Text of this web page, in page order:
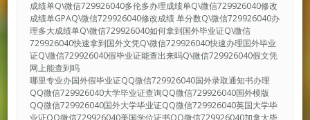
成绩单Q\微信729926040多伦多办理成绩单Q\微信729926040修改
成绩单GPAQ\微信729926040修改成绩 单分数Q\微信729926040办
理多大成绩单Q\微信729926040如何拿到国外毕业证Q\微信
729926040快速拿到国外文凭Q\微信729926040快速办理国外毕业
证Q\微信729926040假毕业证能查出来吗Q\微信729926040假文凭
网上能查到吗
哪里专业办国外假毕业证QQ微信729926040国外录取通知书办理
QQ微信729926040大学毕业证查询QQ微信729926040国外模版
QQ微信729926040国外大学毕业证QQ微信729926040英国大学毕